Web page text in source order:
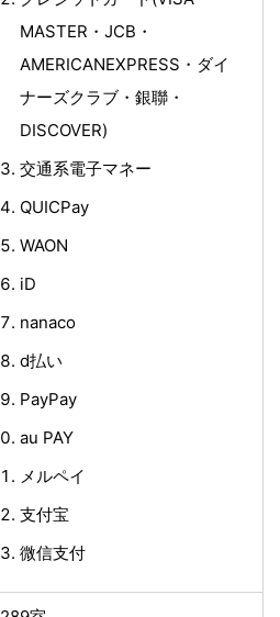
MASTER・JCB・
AMERICANEXPRESS・ダイ
ナーズクラブ・銀聯・
DISCOVER)
交通系電子マネー
QUICPay
WAON
iD
nanaco
d払い
PayPay
au PAY
メルペイ
支付宝
微信支付